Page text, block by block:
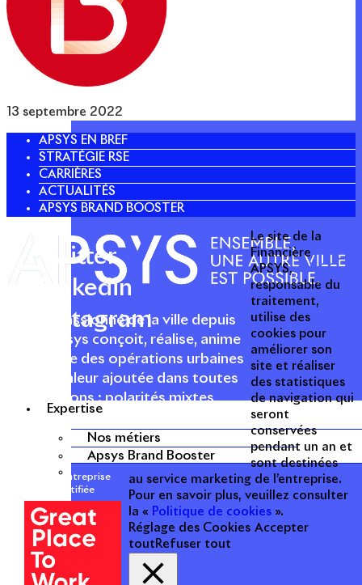
Expertise
Nos métiers
Apsys Brand Booster
13 septembre 2022
APSYS EN BREF
STRATÉGIE RSE
CARRIÈRES
ACTUALITÉS
APSYS BRAND BOOSTER
Acteur passionné de la ville depuis
1996, Apsys conçoit, réalise, anime
et valorise des opérations urbaines
à forte valeur ajoutée dans toutes
les fonctions : polarités mixtes,
commerces, bureaux, logements,
hôtellerie, etc.
Une entreprise
certifiée
Twitter
Linkedin
Instagram
Le site de la
Financière
APSYS,
responsable du
traitement,
utilise des
cookies pour
améliorer son
site et réaliser
des statistiques
de navigation qui
seront
conservées
pendant un an et
sont destinées
au service marketing de l’entreprise.
Pour en savoir plus, veuillez consulter
la « Politique de cookies ».
Réglage des Cookies Accepter
tout Refuser tout